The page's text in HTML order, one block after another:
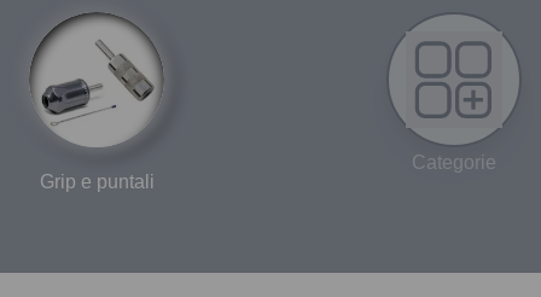
Grip e puntali
Categorie